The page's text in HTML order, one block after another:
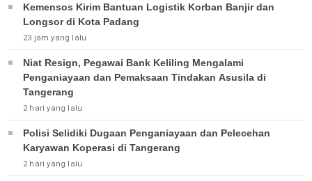
Kemensos Kirim Bantuan Logistik Korban Banjir dan
Longsor di Kota Padang
23 jam yang lalu
Niat Resign, Pegawai Bank Keliling Mengalami
Penganiayaan dan Pemaksaan Tindakan Asusila di
Tangerang
2 hari yang lalu
Polisi Selidiki Dugaan Penganiayaan dan Pelecehan
Karyawan Koperasi di Tangerang
2 hari yang lalu